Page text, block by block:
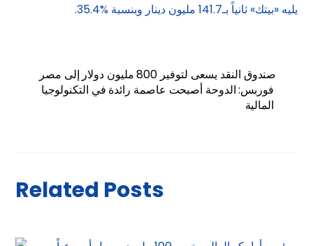
يليه «بيتك» ثانياً بـ141.7 مليون دينار وبنسبة %35.4.
صندوق النقد يسعى لتوفير 800 مليون دولار إلى مصر
فوربس: الدوحة أصبحت عاصمة رائدة في التكنولوجيا
المالية
Related Posts